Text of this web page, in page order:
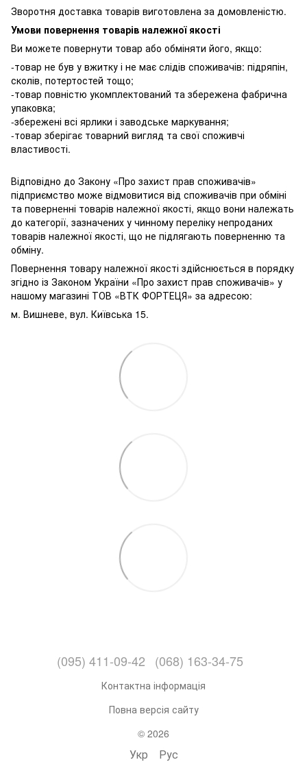
Зворотня доставка товарів виготовлена ​​за домовленістю.
Умови повернення товарів належної якості
Ви можете повернути товар або обміняти його, якщо:
-товар не був у вжитку і не має слідів споживачів: підряпін,
сколів, потертостей тощо;
-товар повністю укомплектований та збережена фабрична
упаковка;
-збережені всі ярлики і заводське маркування;
-товар зберігає товарний вигляд та свої споживчі
властивості.
Відповідно до Закону «Про захист прав споживачів»
підприємство може відмовитися від споживачів при обміні
та поверненні товарів належної якості, якщо вони належать
до категорії, зазначених у чинному переліку непроданих
товарів належної якості, що не підлягають поверненню та
обміну.
Повернення товару належної якості здійснюється в порядку
згідно із Законом України «Про захист прав споживачів» у
нашому магазині ТОВ «ВТК ФОРТЕЦЯ» за адресою:
м. Вишневе, вул. Київська 15.
(095) 411-09-42 (068) 163-34-75
Контактна інформація
Повна версія сайту
© 2026
Укр Рус